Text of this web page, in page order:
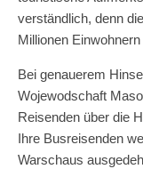
verständlich, denn
Millionen
Bei genauerem
Wojewodschaft
Reisenden über die
Ihre Busreisenden
Warschaus